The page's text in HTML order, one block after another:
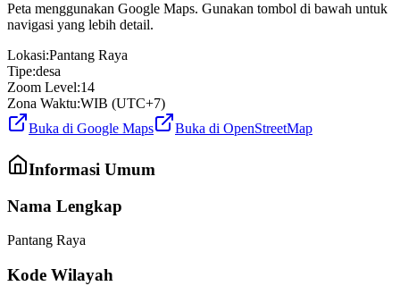
Peta menggunakan Google Maps. Gunakan tombol di bawah untuk
navigasi yang lebih detail.
Lokasi:Pantang Raya
Tipe:desa
Zoom Level:14
Zona Waktu:WIB (UTC+7)
Buka di Google Maps
Buka di OpenStreetMap
Informasi Umum
Nama Lengkap
Pantang Raya
Kode Wilayah